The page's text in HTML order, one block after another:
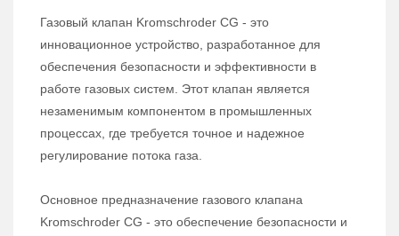
Газовый клапан Kromschroder CG - это
инновационное устройство, разработанное для
обеспечения безопасности и эффективности в
работе газовых систем. Этот клапан является
незаменимым компонентом в промышленных
процессах, где требуется точное и надежное
регулирование потока газа.
Основное предназначение газового клапана
Kromschroder CG - это обеспечение безопасности и